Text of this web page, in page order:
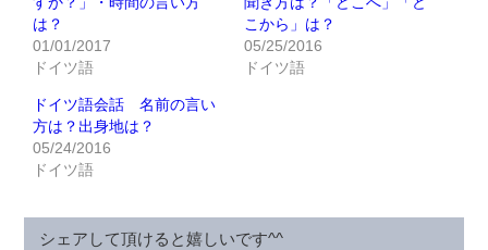
は？
01/01/2017
ドイツ語
こから」は？
05/25/2016
ドイツ語
ドイツ語会話 名前の言い
方は？出身地は？
05/24/2016
ドイツ語
シェアして頂けると嬉しいです^^